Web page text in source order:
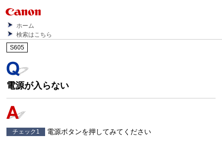
ホーム
検索はこちら
S605
電源が入らない
チェック1 電源ボタンを押してみてください